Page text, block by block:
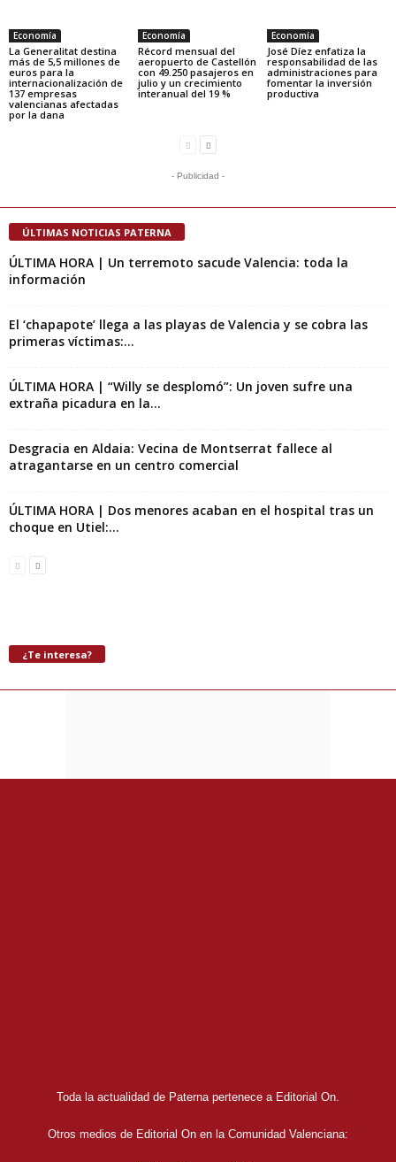
Economía
La Generalitat destina
más de 5,5 millones de
euros para la
internacionalización de
137 empresas
valencianas afectadas
por la dana
Economía
Récord mensual del
aeropuerto de Castellón
con 49.250 pasajeros en
julio y un crecimiento
interanual del 19 %
Economía
José Díez enfatiza la
responsabilidad de las
administraciones para
fomentar la inversión
productiva
- Publicidad -
ÚLTIMAS NOTICIAS PATERNA
ÚLTIMA HORA | Un terremoto sacude Valencia: toda la
información
El ‘chapapote’ llega a las playas de Valencia y se cobra las
primeras víctimas:...
ÚLTIMA HORA | “Willy se desplomó”: Un joven sufre una
extraña picadura en la...
Desgracia en Aldaia: Vecina de Montserrat fallece al
atragantarse en un centro comercial
ÚLTIMA HORA | Dos menores acaban en el hospital tras un
choque en Utiel:...
¿Te interesa?
Toda la actualidad de Paterna pertenece a Editorial On.
Otros medios de Editorial On en la Comunidad Valenciana: